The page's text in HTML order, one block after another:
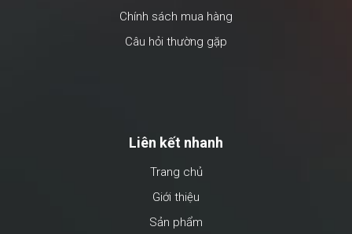
Chính sách mua hàng
Câu hỏi thường gặp
Liên kết nhanh
Trang chủ
Giới thiệu
Sản phẩm